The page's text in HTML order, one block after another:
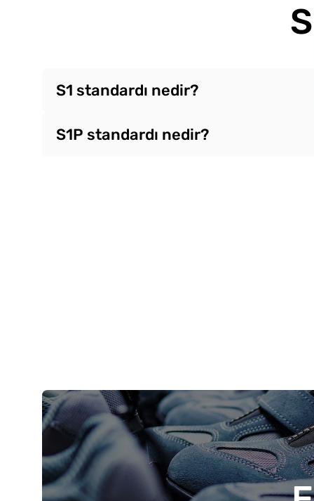
S1 standardı nedir?
S1P standardı nedir?